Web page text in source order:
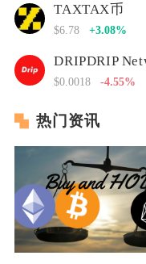
TAXTAX币
$6.78 +3.08%
$0.0018 -4.55%
热门资讯